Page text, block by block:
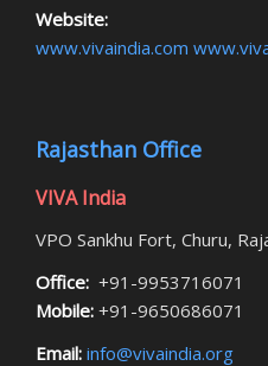
Website:
www.vivaindia.com
Rajasthan Office
VIVA India
VPO Sankhu Fort, Churu,
Office: +91-9953716071
Mobile: +91-9650686071
Email: info@vivaindia.org